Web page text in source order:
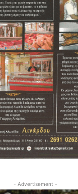
- Advertisement -